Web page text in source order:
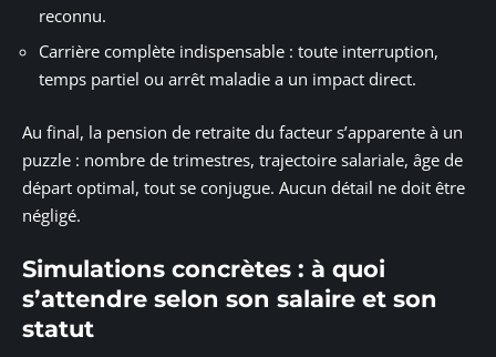
reconnu.
Carrière complète indispensable : toute interruption,
temps partiel ou arrêt maladie a un impact direct.
Au final, la pension de retraite du facteur s’apparente à un
puzzle : nombre de trimestres, trajectoire salariale, âge de
départ optimal, tout se conjugue. Aucun détail ne doit être
négligé.
Simulations concrètes : à quoi
s’attendre selon son salaire et son
statut